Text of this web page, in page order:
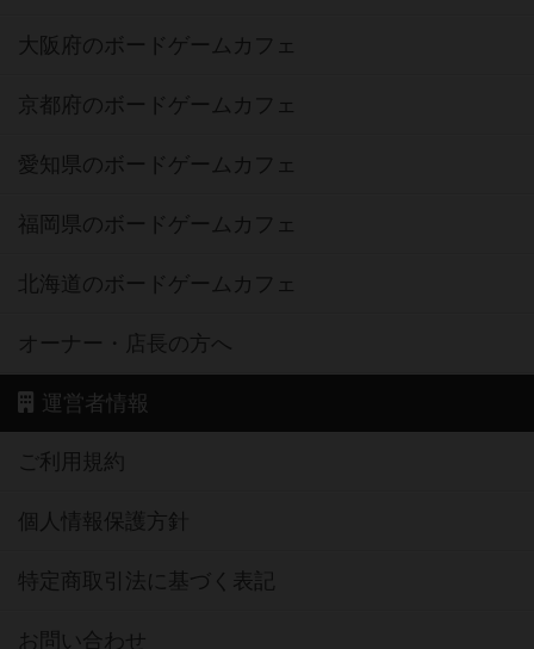
大阪府のボードゲームカフェ
京都府のボードゲームカフェ
愛知県のボードゲームカフェ
福岡県のボードゲームカフェ
北海道のボードゲームカフェ
オーナー・店長の方へ
運営者情報
ご利用規約
個人情報保護方針
特定商取引法に基づく表記
お問い合わせ